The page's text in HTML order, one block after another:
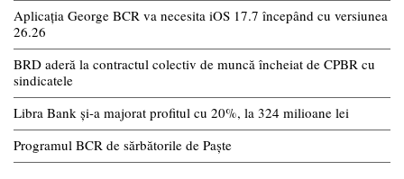
Aplicația George BCR va necesita iOS 17.7 începând cu versiunea
26.26
BRD aderă la contractul colectiv de muncă încheiat de CPBR cu
sindicatele
Libra Bank și-a majorat profitul cu 20%, la 324 milioane lei
Programul BCR de sărbătorile de Paște